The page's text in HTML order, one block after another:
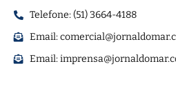
Telefone: (51) 3664-4188
Email:
Email: